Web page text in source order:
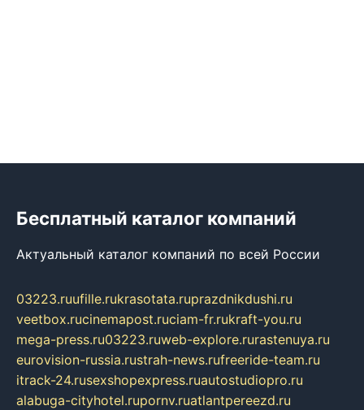
Бесплатный каталог компаний
Актуальный каталог компаний по всей России
03223.ruufille.rukrasotata.ruprazdnikdushi.ru
veetbox.rucinemapost.ruciam-fr.rukraft-you.ru
mega-press.ru03223.ruweb-explore.rurastenuya.ru
eurovision-russia.rustrah-news.rufreeride-team.ru
itrack-24.rusexshopexpress.ruautostudiopro.ru
alabuga-cityhotel.rupornv.ruatlantpereezd.ru